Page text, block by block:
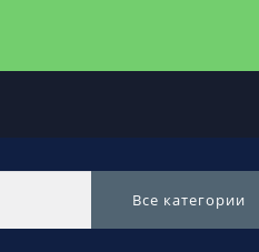
Все категории